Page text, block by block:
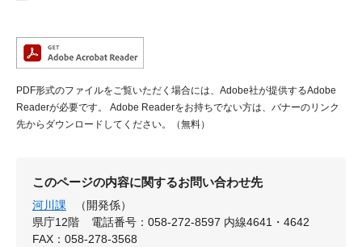
PDF形式のファイルをご覧いただく場合には、Adobe社が提供するAdobe
Readerが必要です。
Adobe Readerをお持ちでない方は、バナーのリンク
先からダウンロードしてください。（無料）
このページの内容に関するお問い合わせ先
河川課
（開発係）
県庁12階
電話番号：058-272-8597 内線4641・4642
FAX：058-278-3568